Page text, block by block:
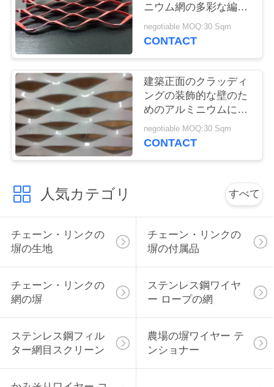
連
絡
し
な
さ
い
用
を
要
し
な
さ
い
ニウム網の多彩な編ま
れた網
negotiable MOQ:30 Sqm
CONTACT
建築正面のクラッディ
ングの装飾的な壁のた
めのアルミニウムによ
って拡大される編まれ
た金網
negotiable MOQ:30 Sqm
CONTACT
人気カテゴリ すべて
チェーン・リンクの
塀の生地
チェーン・リンクの
塀の付属品
チェーン・リンクの
網の塀
ステンレス鋼ワイヤ
ー ロープの網
ステンレス鋼フィル
ター網目スクリーン
農場の塀ワイヤー テ
ンショナー